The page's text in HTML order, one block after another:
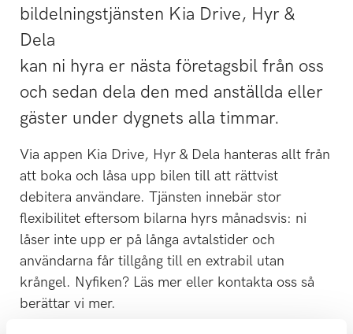
bildelningstjänsten Kia Drive, Hyr &
Dela
kan ni hyra er nästa företagsbil från oss
och sedan dela den med anställda eller
gäster under dygnets alla timmar.
Via appen Kia Drive, Hyr & Dela hanteras allt från
att boka och låsa upp bilen till att rättvist
debitera användare. Tjänsten innebär stor
flexibilitet eftersom bilarna hyrs månadsvis: ni
låser inte upp er på långa avtalstider och
användarna får tillgång till en extrabil utan
krångel. Nyfiken? Läs mer eller kontakta oss så
berättar vi mer.